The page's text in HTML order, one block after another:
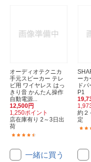
オーディオテクニカ
手元スピーカー テレ
ビ用 ワイヤレス はっ
きり音 かんたん操作
自動電源...
12,500円
1,250ポイント
店在庫有り 2～3日出
荷
一緒に買う
ーカ
ド
P1
約２
定